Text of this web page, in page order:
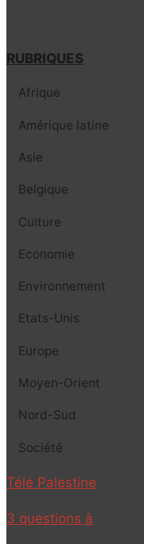
RUBRIQUES
Afrique
Amérique latine
Asie
Belgique
Culture
Economie
Environnement
Etats-Unis
Europe
Moyen-Orient
Nord-Sud
Société
Télé Palestine
3 questions à